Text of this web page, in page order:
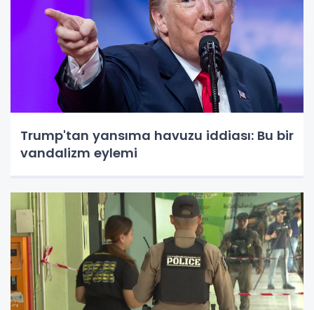
Trump'tan yansıma havuzu iddiası: Bu bir
vandalizm eylemi